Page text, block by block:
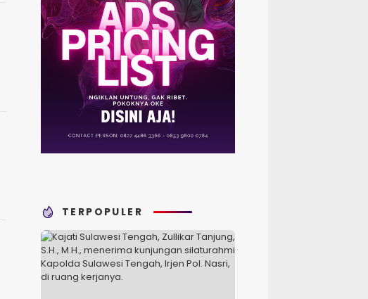
TERPOPULER